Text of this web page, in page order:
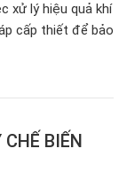
xử lý hiệu quả khí
cấp thiết để bảo
BIẾN